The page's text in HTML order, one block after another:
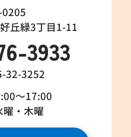
丘緑3丁目1-11
3933
32-3252
～17:00
・木曜